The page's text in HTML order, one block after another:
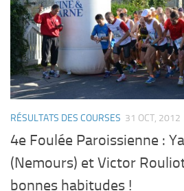
RÉSULTATS DES COURSES 31 OCT, 2012
4e Foulée Paroissienne :
(Nemours) et Victor
bonnes habitudes !